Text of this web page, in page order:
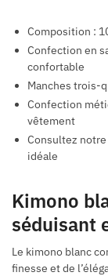
Composition :
Confection en
confortable
Manches trois-
Confection
vêtement
Consultez
idéale
Kimono
séduisant
Le kimono blanc
finesse et de